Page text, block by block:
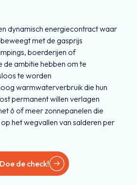
dynamisch energiecontract waar
met de gasprijs
boerderijen of
de ambitie hebben om te
te worden
warmwaterverbruik die hun
permanent willen verlagen
6 of meer zonnepanelen die
het wegvallen van salderen per
Doe de check!